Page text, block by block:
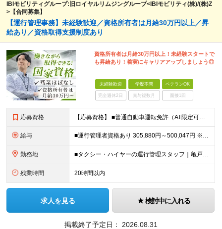
IBIモビリティグループ:旧ロイヤルリムジングループ<IBIモビリティ(株)/(株)Z
>【合同募集】
【運行管理事務】未経験歓迎／資格所有者は月給30万円以上／昇
給あり／資格取得支援制度あり
資格所有者は月給30万円以上！未経験スタートで
も昇給あり！着実にキャリアアップしましょう◎
未経験歓迎 学歴不問 ベテランOK
完全週休2日 賞与複数月 面接1回
応募資格 【応募資格】 ■普通自動車運転免許（AT限定可） ■PCの基礎知識（Excel・Wordの基本操作ができればOK） 【歓迎資格】 ■旅客運行管理者 ■衛生管理者資格 など ※各種資格所有者は優遇
給与 ■運行管理者資格あり 305,880円～500,047円 ※能力、経験考慮します。 ※残業代は別途支給いたします。 ■未経験・運行管理資格なし 265,982円～433,551円 ※能力、経験考慮し
勤務地 ■タクシー・ハイヤーの運行管理スタッフ｜亀戸 東京都 江東区 亀戸7-24-1 ■タクシー・ハイヤーの運行管理スタッフ｜船堀 東京都 江戸川区 船堀5丁目12-15 ■タクシー・ハイヤーの運行管理
残業時間 20時間以内
求人を見る 検討中に入れる
掲載終了予定日： 2026.08.31